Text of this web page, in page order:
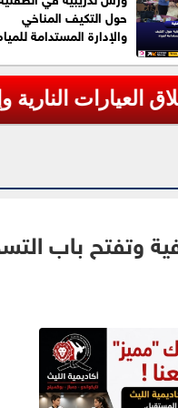
حول التكيف المناخي
والإدارة المستدامة
النارية
وتفتح باب